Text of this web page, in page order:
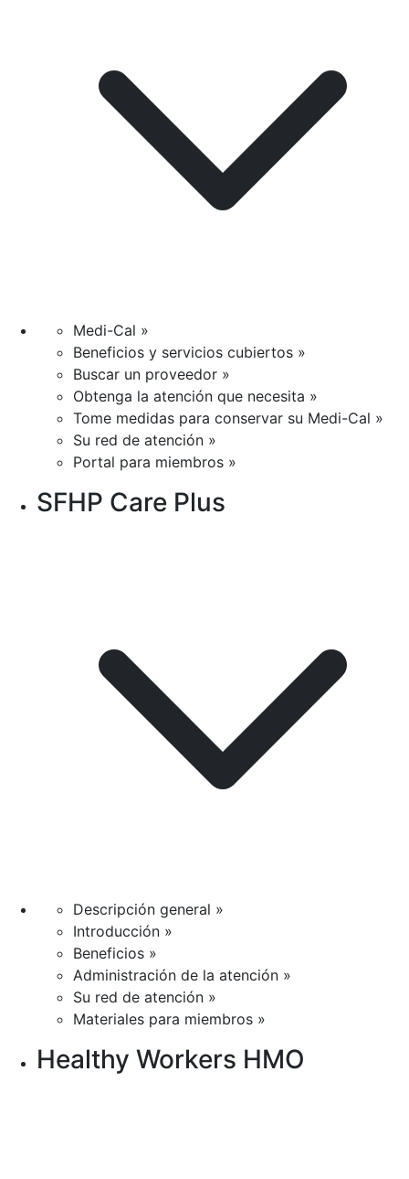
Medi-Cal »
Beneficios y servicios cubiertos »
Buscar un proveedor »
Obtenga la atención que necesita »
Tome medidas para conservar su Medi-Cal »
Su red de atención »
Portal para miembros »
SFHP Care Plus
Descripción general »
Introducción »
Beneficios »
Administración de la atención »
Su red de atención »
Materiales para miembros »
Healthy Workers HMO